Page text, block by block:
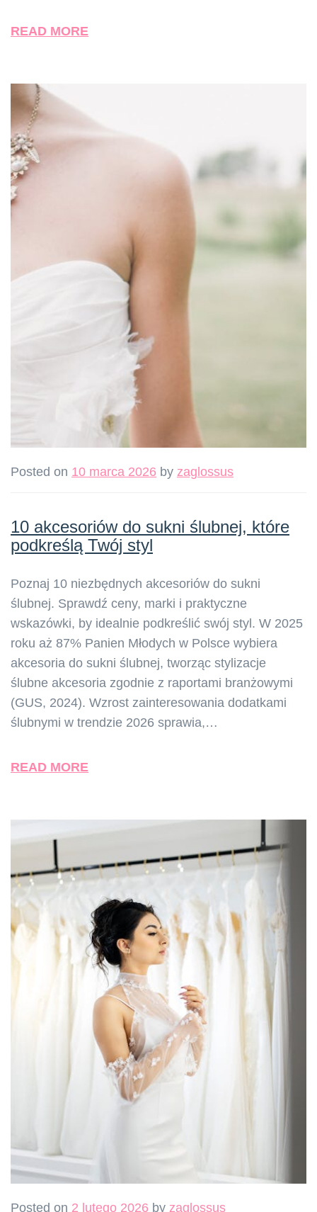
READ MORE
Posted on 10 marca 2026 by zaglossus
10 akcesoriów do sukni ślubnej, które
podkreślą Twój styl
Poznaj 10 niezbędnych akcesoriów do sukni
ślubnej. Sprawdź ceny, marki i praktyczne
wskazówki, by idealnie podkreślić swój styl. W 2025
roku aż 87% Panien Młodych w Polsce wybiera
akcesoria do sukni ślubnej, tworząc stylizacje
ślubne akcesoria zgodnie z raportami branżowymi
(GUS, 2024). Wzrost zainteresowania dodatkami
ślubnymi w trendzie 2026 sprawia,…
READ MORE
Posted on 2 lutego 2026 by zaglossus